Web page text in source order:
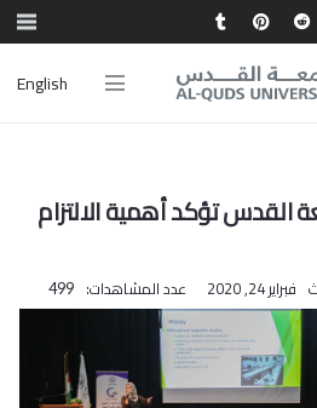
English
تؤكد أهمية الالتزام
فبراير 24, 2020 عدد المشاهدات: 499